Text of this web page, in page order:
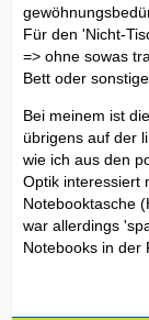
Für den 'Nicht-
=> ohne sowas
Bett oder
Bei meinem ist
übrigens auf der
wie ich aus den
Optik interessiert
Notebooktasche
war allerdings
Notebooks in der